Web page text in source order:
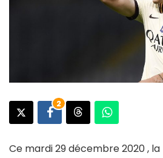
2
Ce mardi 29 décembre 2020 , la